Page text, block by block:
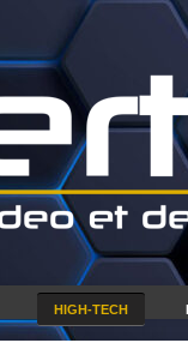
HIGH-TECH